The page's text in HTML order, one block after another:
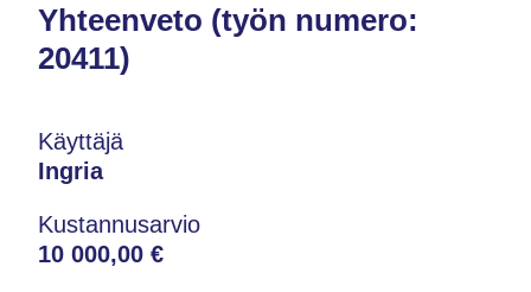
Yhteenveto (työn numero:
20411)
Käyttäjä
Ingria
Kustannusarvio
10 000,00 €